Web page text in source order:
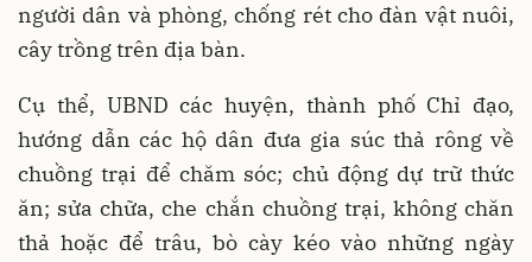
người dân và phòng, chống rét cho đàn vật nuôi,
cây trồng trên địa bàn.
Cụ thể, UBND các huyện, thành phố Chỉ đạo,
hướng dẫn các hộ dân đưa gia súc thả rông về
chuồng trại để chăm sóc; chủ động dự trữ thức
ăn; sửa chữa, che chắn chuồng trại, không chăn
thả hoặc để trâu, bò cày kéo vào những ngày